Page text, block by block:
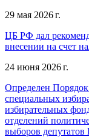
29 мая 2026 г.
ЦБ РФ дал
внесении на счет
24 июня 2026 г.
Определен
специальных
избирательных
отделений
выборов